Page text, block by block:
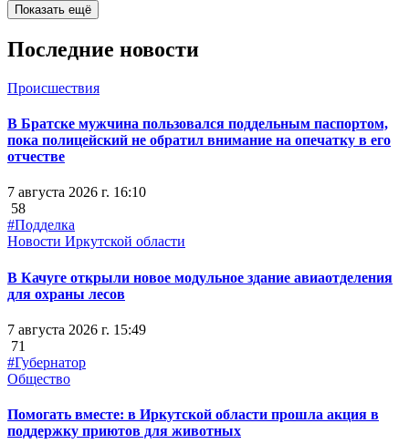
Показать ещё
Последние новости
Происшествия
В Братске мужчина пользовался поддельным паспортом,
пока полицейский не обратил внимание на опечатку в его
отчестве
7 августа 2026 г. 16:10
58
#Подделка
Новости Иркутской области
В Качуге открыли новое модульное здание авиаотделения
для охраны лесов
7 августа 2026 г. 15:49
71
#Губернатор
Общество
Помогать вместе: в Иркутской области прошла акция в
поддержку приютов для животных